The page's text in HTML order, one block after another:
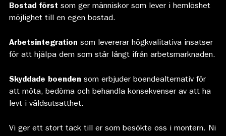
Bostad först som ger människor som lever i hemlöshet
möjlighet till en egen bostad.
Arbetsintegration som levererar högkvalitativa insatser
för att hjälpa dem som står långt ifrån arbetsmarknaden.
Skyddade boenden som erbjuder boendealternativ för
att möta, bedöma och behandla konsekvenser av att ha
levt i våldsutsatthet.
Vi ger ett stort tack till er som besökte oss i montern. Ni